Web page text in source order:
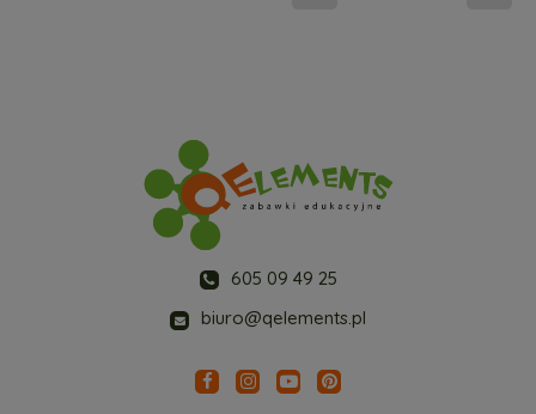
605 09 49 25
biuro@qelements.pl